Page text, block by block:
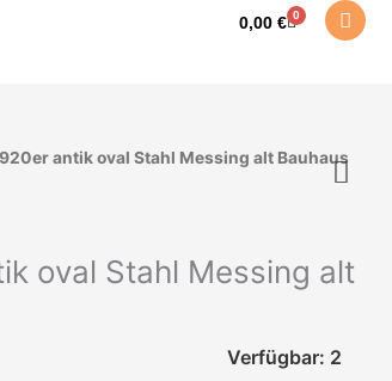
0,00 € 0
Warenkorb
antik oval Stahl Messing alt Bauhaus
oval Stahl Messing alt
Verfügbar: 2